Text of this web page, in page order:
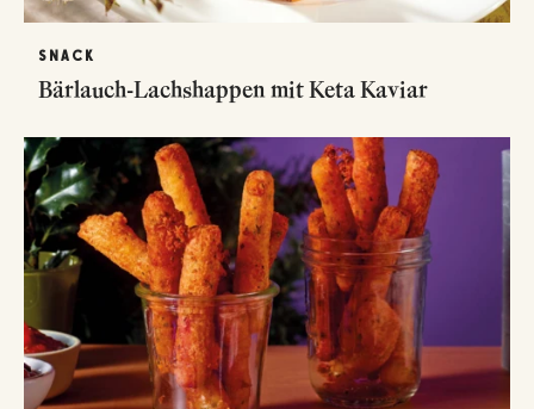
SNACK
Bärlauch-Lachshappen mit Keta Kaviar